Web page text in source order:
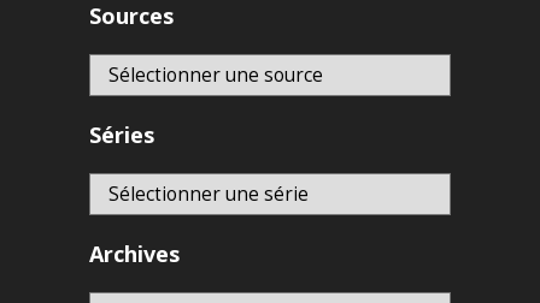
Sources
Séries
Archives